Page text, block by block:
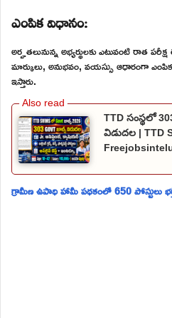
ఎంపిక విధానం:
అర్హతలునున్న అభ్యర్థులకు ఎటువంటి రాత
మార్కులు, అనుభవం, వయస్సు ఆధారంగా
ఇస్తారు.
TTD సంస్థలో
విడుదల | TTD
గ్రామీణ ఉపాధి హామీ పధకంలో 650 పోస్టులు